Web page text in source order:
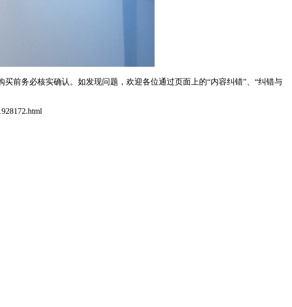
前务必核实确认。如发现问题，欢迎各位通过页面上的“内容纠错”、“纠错与